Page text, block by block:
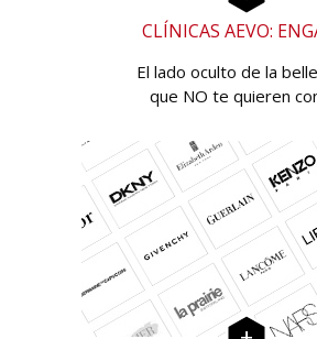
CLÍNICAS AEVO:
El lado oculto de la
que NO te quieren